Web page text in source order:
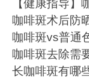
【健康指导
咖啡斑术后防
咖啡斑vs普通
咖啡斑去除需
长咖啡斑有哪